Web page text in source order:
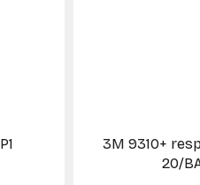
3M 9310+
20/